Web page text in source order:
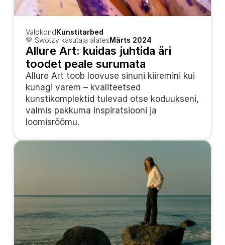
ValdkondKunstitarbed
💛 Swotzy kasutaja alatesMärts 2024
Allure Art: kuidas juhtida äri
toodet peale surumata
Allure Art toob loovuse sinuni kiiremini kui
kunagi varem – kvaliteetsed
kunstikomplektid tulevad otse koduukseni,
valmis pakkuma inspiratsiooni ja
loomisrõõmu.